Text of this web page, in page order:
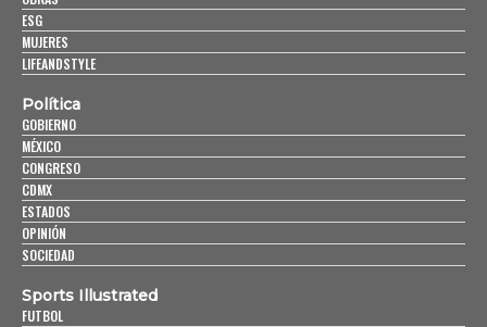
ESG
MUJERES
LIFEANDSTYLE
Política
GOBIERNO
MÉXICO
CONGRESO
CDMX
ESTADOS
OPINIÓN
SOCIEDAD
Sports Illustrated
FUTBOL